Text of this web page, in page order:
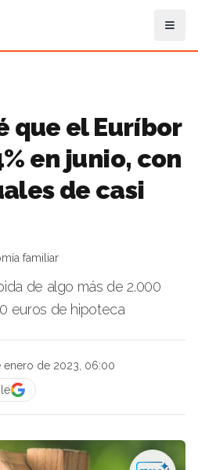
que el Euríbor
en junio, con
de casi
familiar
de algo más de 2.000
euros de hipoteca
enero de 2023, 06:00